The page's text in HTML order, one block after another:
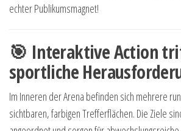
echter Publikumsmagnet!
🎯 Interaktive Action
sportliche
Im Inneren der Arena befinden sich mehrere
sichtbaren, farbigen Trefferflächen. Die Ziele